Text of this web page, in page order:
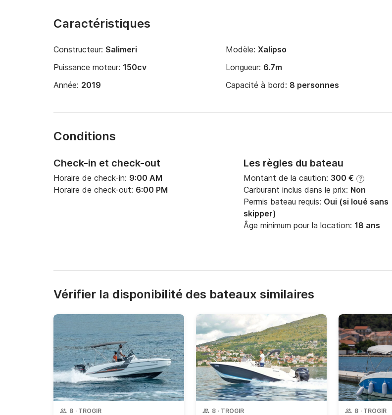
Caractéristiques
Constructeur: Salimeri Modèle: Xalipso
Puissance moteur: 150cv Longueur: 6.7m
Année: 2019 Capacité à bord: 8 personnes
Conditions
Check-in et check-out
Horaire de check-in: 9:00 AM
Horaire de check-out: 6:00 PM
Les règles du bateau
Montant de la caution: 300 € ?
Carburant inclus dans le prix: Non
Permis bateau requis: Oui (si loué sans
skipper)
Âge minimum pour la location: 18 ans
Vérifier la disponibilité des bateaux similaires
8 · TROGIR 8 · TROGIR 8 · TROGIR